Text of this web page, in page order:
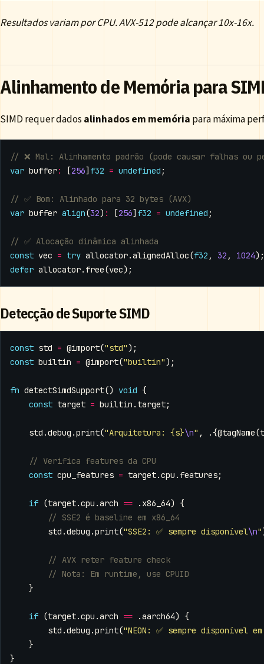
Resultados variam por CPU. AVX-512 pode alcançar 10x-16x.
Alinhamento de Memória para
SIMD requer dadosalinhados em memória para máxima
var buffer: [256] f32 = undefined ;
var buffer align(32) : [256] f32 = undefined ;
const vec = try allocator.alignedAlloc(f32 , 32 , 1024);
defer allocator. free(vec);
Detecção de Suporte SIMD
const std = @import("std");
const builtin = @import("builtin");
fn detectSimdSupport() void {
const target = builtin . target;
std .debug .print("Arquitetura: {s}\n" , .{@tagName(
const cpu_features = target.cpu . features;
if (target.cpu .arch == . x86_64) {
std .debug .print("SSE2: ✅ sempre disponível\n"
}
if (target.cpu .arch == .aarch64) {
std .debug .print("NEON: ✅ sempre disponível
}
}